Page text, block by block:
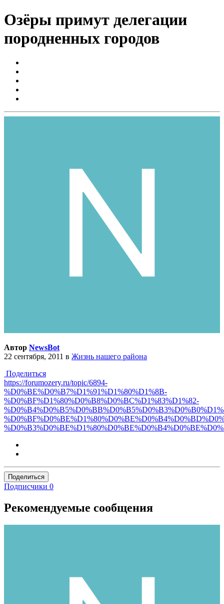
Озёры примут делегации
породненных городов
Автор NewsBot
22 сентября, 2011 в Жизнь нашего района
Поделиться
https://forumozery.ru/topic/6894-
%D0%BE%D0%B7%D1%91%D1%80%D1%8B-
%D0%BF%D1%80%D0%B8%D0%BC%D1%83%D1%82-
Поделиться
Подписчики 0
Рекомендуемые сообщения